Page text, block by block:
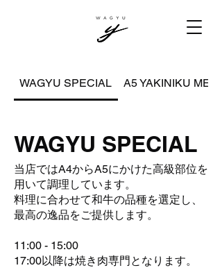
WAGYU SPECIAL A5 YAKINIKU MENU
WAGYU SPECIAL
当店ではA4からA5にかけた高級部位を
用いて調理しています。
料理に合わせて和牛の品種を選定し、
最高の逸品をご提供します。
11:00 - 15:00